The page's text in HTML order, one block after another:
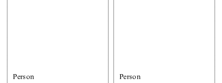
Person Person